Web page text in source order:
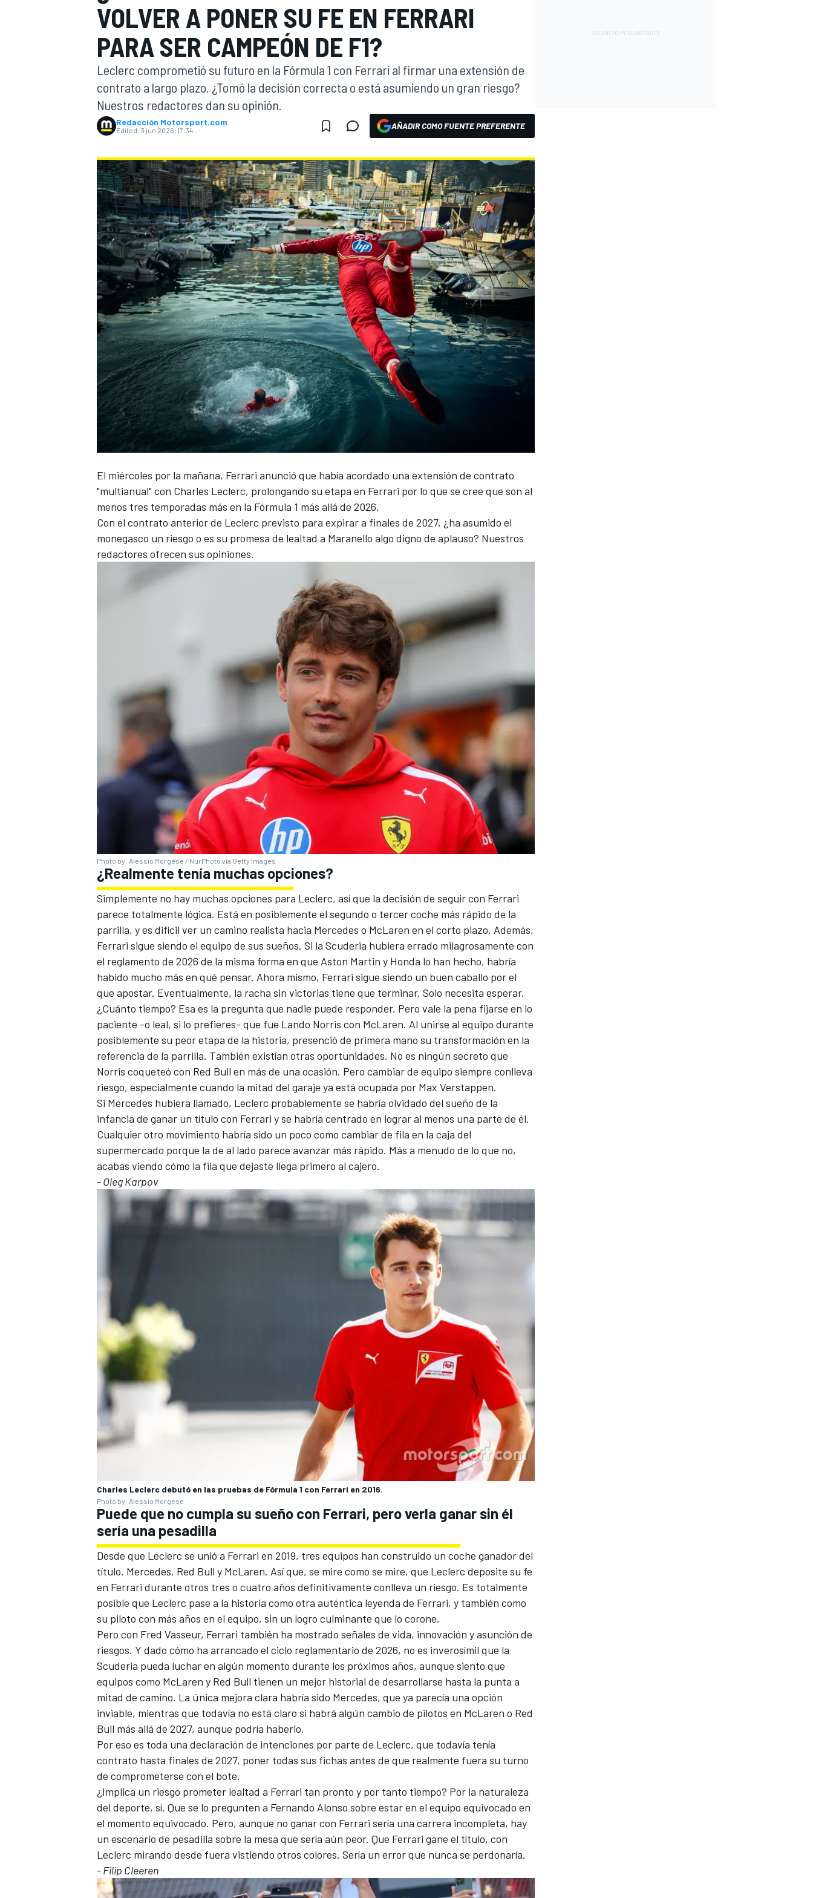
FÓRMULA E MOTO
NASCARINDYCARSPORTSCARRALLY
MÁS
VOLVER A PONER SU FE EN FERRARI
PARA SER CAMPEÓN DE F1?
Leclerc comprometió su futuro en la Fórmula 1 con Ferrari al firmar una extensión de
contrato a largo plazo. ¿Tomó la decisión correcta o está asumiendo un gran riesgo?
Nuestros redactores dan su opinión.
Redacción Motorsport.com
Edited: 3 jun 2026, 17:34 AÑADIR COMO FUENTE PREFERENTE
El miércoles por la mañana, Ferrari anunció que había acordado una extensión de contrato
"multianual" con Charles Leclerc, prolongando su etapa en Ferrari por lo que se cree que son al
menos tres temporadas más en la Fórmula 1 más allá de 2026.
Con el contrato anterior de Leclerc previsto para expirar a finales de 2027, ¿ha asumido el
monegasco un riesgo o es su promesa de lealtad a Maranello algo digno de aplauso? Nuestros
redactores ofrecen sus opiniones.
Photo by: Alessio Morgese / NurPhoto via Getty Images
¿Realmente tenía muchas opciones?
Simplemente no hay muchas opciones para Leclerc, así que la decisión de seguir con Ferrari
parece totalmente lógica. Está en posiblemente el segundo o tercer coche más rápido de la
parrilla, y es difícil ver un camino realista hacia Mercedes o McLaren en el corto plazo. Además,
Ferrari sigue siendo el equipo de sus sueños. Si la Scuderia hubiera errado milagrosamente con
el reglamento de 2026 de la misma forma en que Aston Martin y Honda lo han hecho, habría
habido mucho más en qué pensar. Ahora mismo, Ferrari sigue siendo un buen caballo por el
que apostar. Eventualmente, la racha sin victorias tiene que terminar. Solo necesita esperar.
¿Cuánto tiempo? Esa es la pregunta que nadie puede responder. Pero vale la pena fijarse en lo
paciente -o leal, si lo prefieres- que fue Lando Norris con McLaren. Al unirse al equipo durante
posiblemente su peor etapa de la historia, presenció de primera mano su transformación en la
referencia de la parrilla. También existían otras oportunidades. No es ningún secreto que
Norris coqueteó con Red Bull en más de una ocasión. Pero cambiar de equipo siempre conlleva
riesgo, especialmente cuando la mitad del garaje ya está ocupada por Max Verstappen.
Si Mercedes hubiera llamado, Leclerc probablemente se habría olvidado del sueño de la
infancia de ganar un título con Ferrari y se habría centrado en lograr al menos una parte de él.
Cualquier otro movimiento habría sido un poco como cambiar de fila en la caja del
supermercado porque la de al lado parece avanzar más rápido. Más a menudo de lo que no,
acabas viendo cómo la fila que dejaste llega primero al cajero.
- Oleg Karpov
Charles Leclerc debutó en las pruebas de Fórmula 1 con Ferrari en 2016.
Photo by: Alessio Morgese
Puede que no cumpla su sueño con Ferrari, pero verla ganar sin él
sería una pesadilla
Desde que Leclerc se unió a Ferrari en 2019, tres equipos han construido un coche ganador del
título. Mercedes, Red Bull y McLaren. Así que, se mire como se mire, que Leclerc deposite su fe
en Ferrari durante otros tres o cuatro años definitivamente conlleva un riesgo. Es totalmente
posible que Leclerc pase a la historia como otra auténtica leyenda de Ferrari, y también como
su piloto con más años en el equipo, sin un logro culminante que lo corone.
Pero con Fred Vasseur, Ferrari también ha mostrado señales de vida, innovación y asunción de
riesgos. Y dado cómo ha arrancado el ciclo reglamentario de 2026, no es inverosímil que la
Scuderia pueda luchar en algún momento durante los próximos años, aunque siento que
equipos como McLaren y Red Bull tienen un mejor historial de desarrollarse hasta la punta a
mitad de camino. La única mejora clara habría sido Mercedes, que ya parecía una opción
inviable, mientras que todavía no está claro si habrá algún cambio de pilotos en McLaren o Red
Bull más allá de 2027, aunque podría haberlo.
Por eso es toda una declaración de intenciones por parte de Leclerc, que todavía tenía
contrato hasta finales de 2027, poner todas sus fichas antes de que realmente fuera su turno
de comprometerse con el bote.
¿Implica un riesgo prometer lealtad a Ferrari tan pronto y por tanto tiempo? Por la naturaleza
del deporte, sí. Que se lo pregunten a Fernando Alonso sobre estar en el equipo equivocado en
el momento equivocado. Pero, aunque no ganar con Ferrari sería una carrera incompleta, hay
un escenario de pesadilla sobre la mesa que sería aún peor. Que Ferrari gane el título, con
Leclerc mirando desde fuera vistiendo otros colores. Sería un error que nunca se perdonaría.
- Filip Cleeren